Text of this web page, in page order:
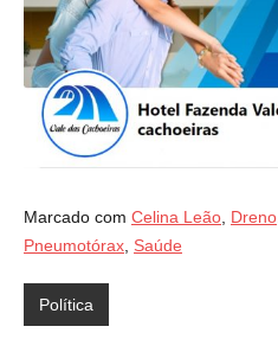
Marcado com Celina Leão Dreno
Pneumotórax Saúde
Política